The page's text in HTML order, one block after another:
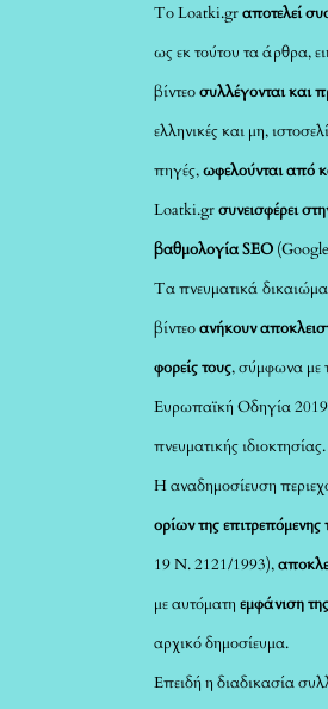
Το Loatki.grαποτελεί
ως εκ τούτου τα άρθρα,
βίντεοσυλλέγονται και
ελληνικές και μη,
πηγές,ωφελούνται από
Loatki.grσυνεισφέρει
βαθμολογία SEO
Τα πνευματικά
βίντεοανήκουν
φορείς τους, σύμφωνα με
Ευρωπαϊκή Οδηγία
πνευματικής ιδιοκτησίας.
Η αναδημοσίευση
ορίων της
19 Ν. 2121/1993),
με αυτόματηεμφάνιση
αρχικό δημοσίευμα.
Επειδή η διαδικασία